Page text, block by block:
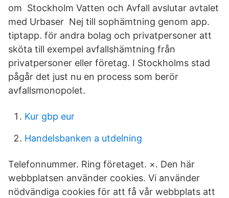
om Stockholm Vatten och Avfall avslutar avtalet
med Urbaser Nej till sophämtning genom app.
tiptapp. för andra bolag och privatpersoner att
sköta till exempel avfallshämtning från
privatpersoner eller företag. I Stockholms stad
pågår det just nu en process som berör
avfallsmonopolet.
Kur gbp eur
Handelsbanken a utdelning
Telefonnummer. Ring företaget. ×. Den här
webbplatsen använder cookies. Vi använder
nödvändiga cookies för att få vår webbplats att